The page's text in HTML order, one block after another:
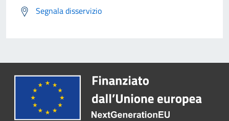
Segnala disservizio